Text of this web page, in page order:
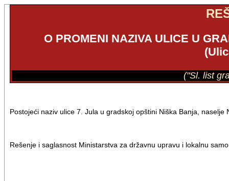
O PROMENI NAZIVA ULICE U
("Sl. list
Postojeći naziv ulice 7. Jula u gradskoj opštini Niška Banja, naselje
Rešenje i saglasnost Ministarstva za državnu upravu i lokalnu